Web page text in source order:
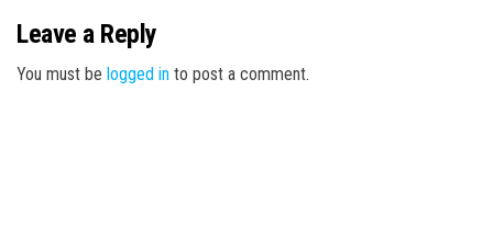
Leave a Reply
You must be logged in to post a comment.